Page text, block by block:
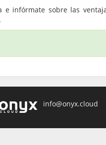
e infórmate sobre las
info@onyx.cloud